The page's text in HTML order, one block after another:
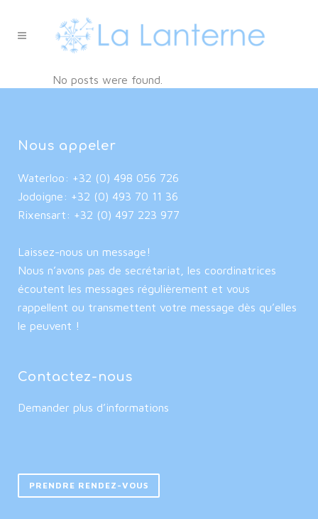
No posts were found.
Nous appeler
Waterloo: +32 (0) 498 056 726
Jodoigne: +32 (0) 493 70 11 36
Rixensart: +32 (0) 497 223 977
Laissez-nous un message!
Nous n’avons pas de secrétariat, les coordinatrices
écoutent les messages régulièrement et vous
rappellent ou transmettent votre message dès qu’elles
le peuvent !
Contactez-nous
Demander plus d’informations
PRENDRE RENDEZ-VOUS